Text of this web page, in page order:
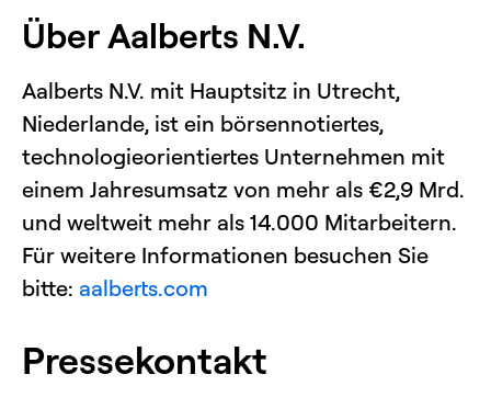
Über Aalberts N.V.
Aalberts N.V. mit Hauptsitz in Utrecht,
Niederlande, ist ein börsennotiertes,
technologieorientiertes Unternehmen mit
einem Jahresumsatz von mehr als €2,9 Mrd.
und weltweit mehr als 14.000 Mitarbeitern.
Für weitere Informationen besuchen Sie
bitte: aalberts.com
Pressekontakt